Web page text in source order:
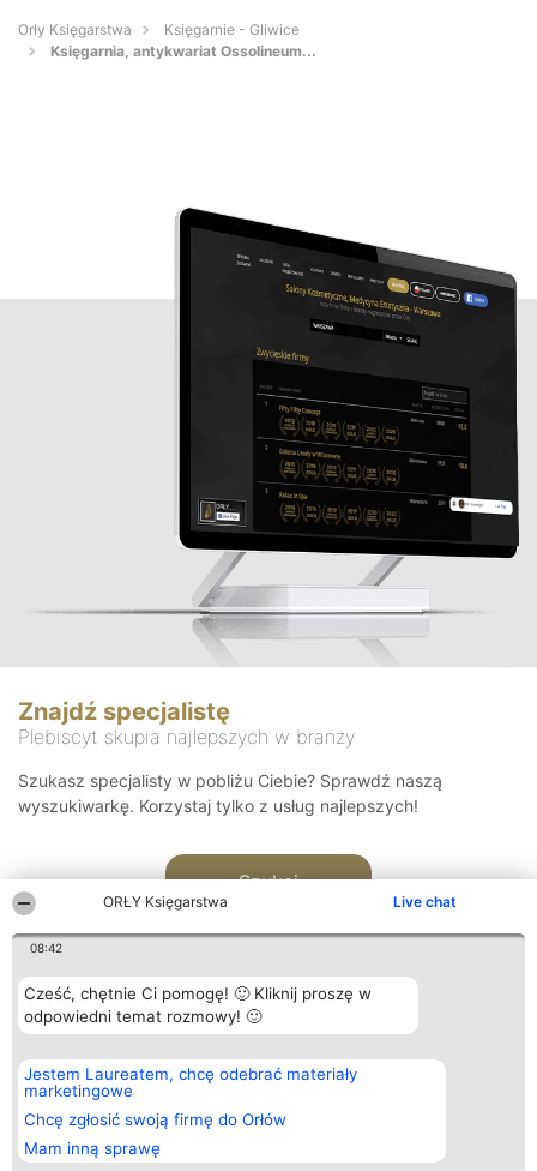
ORŁY Księgarstwa Live chat
08:42
Cześć, chętnie Ci pomogę! 🙂 Kliknij proszę w
odpowiedni temat rozmowy! 🙂
Jestem Laureatem, chcę odebrać materiały
marketingowe
Chcę zgłosić swoją firmę do Orłów
Mam inną sprawę
Orły Księgarstwa
Księgarnie - Gliwice
Księgarnia, antykwariat Ossolineum...
Znajdź specjalistę
Plebiscyt skupia najlepszych w branży
Szukasz specjalisty w pobliżu Ciebie? Sprawdź naszą
wyszukiwarkę. Korzystaj tylko z usług najlepszych!
Szukaj
Organizator plebiscytu
Bright Side Solutions sp. z o.
o. sp. k.
ul. Ruska 22
Wrocław 50-079
KRS 0000749100 | Regon
381313360 | NIP 8943132676
Plebiscyt
Laureaci
wszystkich
Laureatów
Regulamin
Kontakt
Kontakt